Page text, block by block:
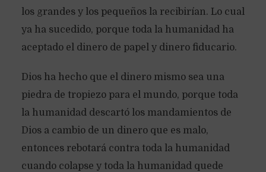
los grandes y los pequeños la recibirían. Lo cual
ya ha sucedido, porque toda la humanidad ha
aceptado el dinero de papel y dinero fiducario.
Dios ha hecho que el dinero mismo sea una
piedra de tropiezo para el mundo, porque toda
la humanidad descartó los mandamientos de
Dios a cambio de un dinero que es malo,
entonces rebotará contra toda la humanidad
cuando colapse y toda la humanidad quede